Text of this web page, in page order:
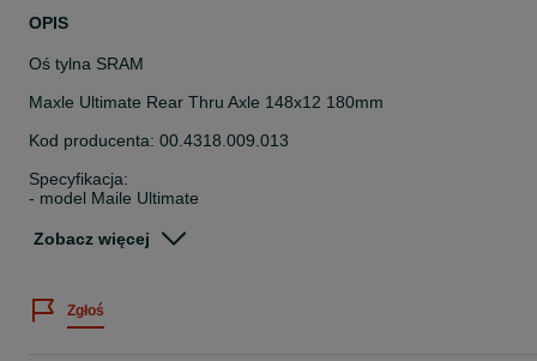
OPIS
Oś tylna SRAM
Maxle Ultimate Rear Thru Axle 148x12 180mm
Kod producenta: 00.4318.009.013
Specyfikacja:
- model Maile Ultimate
- długość 180mm (schemat w zdjęciach)
Oś fabrycznie nowa.
Zobacz więcej
Zgłoś